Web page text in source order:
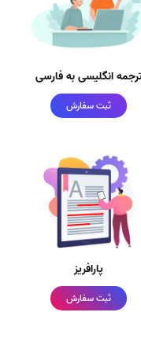
انگلیسی به فارسی
ثبت سفارش
پارافریز
ثبت سفارش